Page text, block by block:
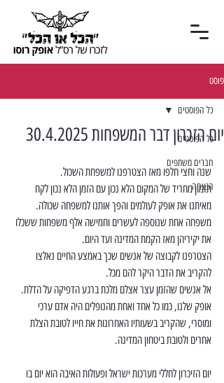
פוסט
כל הפוסטים
חברים משתפים
הנצחה
כל הפוסטים
יום הזכרון דבר המשפחות 30.4.2025
שנה וחצי חלפו מאז הצטרפנו למשפחת השכול.
תזמון מחריד של המקום הלא נכון עם הזמן הלא נכון לקח
מאיתנו את אופק לעולמים והפך אותנו למשפחה שכולה.
משפחה אחת שנוספה לעשרים וחמישה אלף משפחות ששכלו
את יקיריהן מאז הקמת המדינה ועד היום.
הצטרפנו לקבוצה של אנשים שכך באמצע החיים נאלצו
להקריב את הדבר היקר להם מכל.
אל אנשים שהזמן עצר אצלם מלכת ברגע הדפיקה על הדלת.
אופק שלנו, כמו כל אחד ואחת מהנופלים היה אדם ערכי
ומוסרי, שהקריב בשעותיו האחרונות את חייו לטובת הצלת
אחרים ולטובת ביטחון המדינה.
יום הזיכרון לחללי מערכות ישראל ופעולות האיבה הוא יום בו